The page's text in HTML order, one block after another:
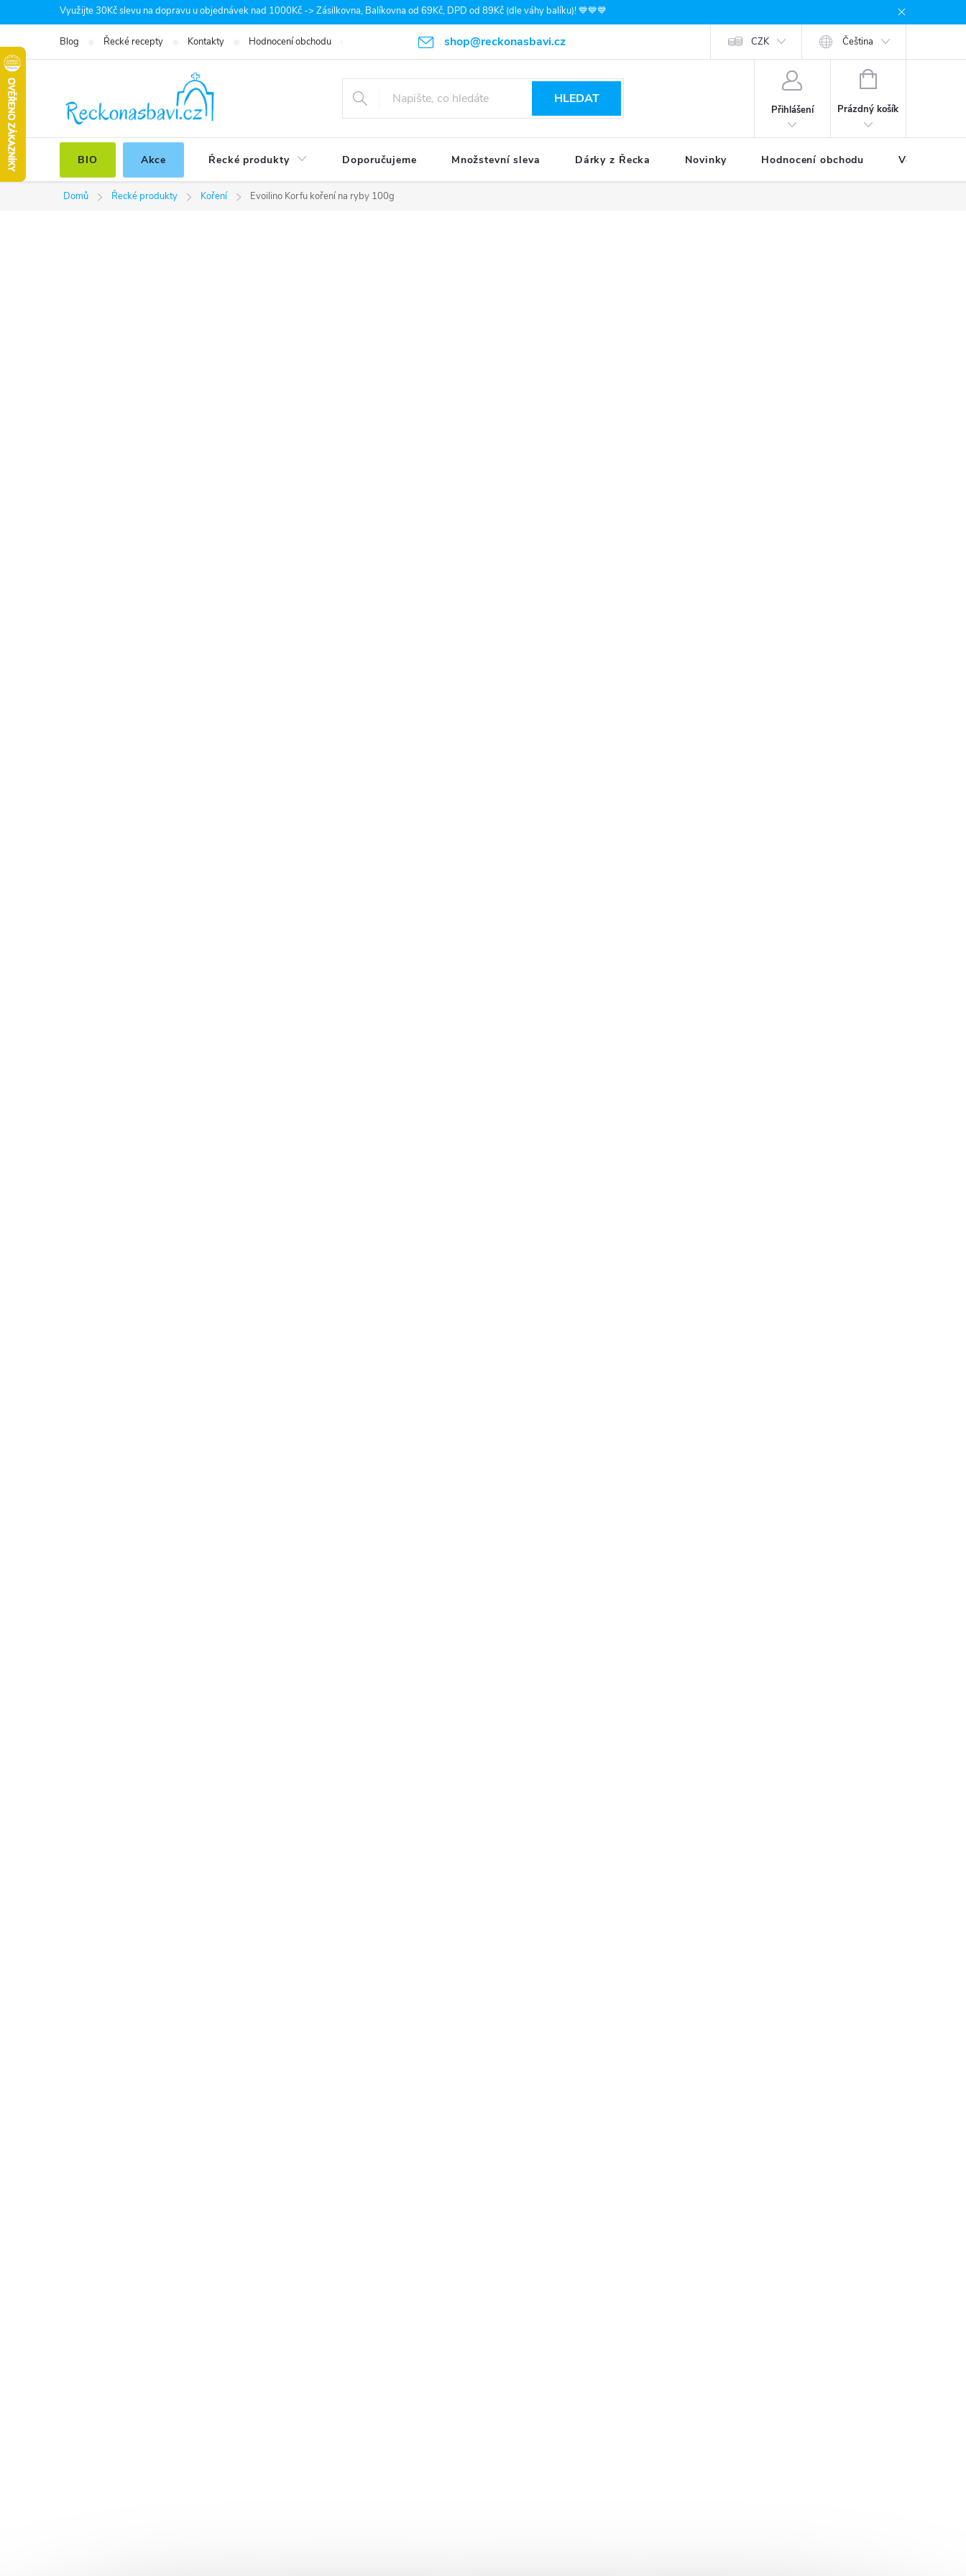
na
obsah
Využijte 30Kč slevu na dopravu u objednávek nad 1000Kč -> Zásilkovna, Balíkovna od 69Kč, DPD od 89Kč (dle váhy balíku)! 💙💙💙
shop@reckonasbavi.cz
Blog Řecké recepty Kontakty Hodnocení obchodu Podmínky ochrany osobních údajů Obchodní podmínky Provizní systém Moje objednávka
CZK Čeština
HLEDAT
Přihlášení
NÁKUPNÍ
Prázdný košík
BIO Akce Řecké produkty Doporučujeme Množstevní sleva Dárky z Řecka Novinky Hodnocení obchodu Věrnostní
Domů Řecké produkty Koření Evoilino Korfu koření na ryby 100g